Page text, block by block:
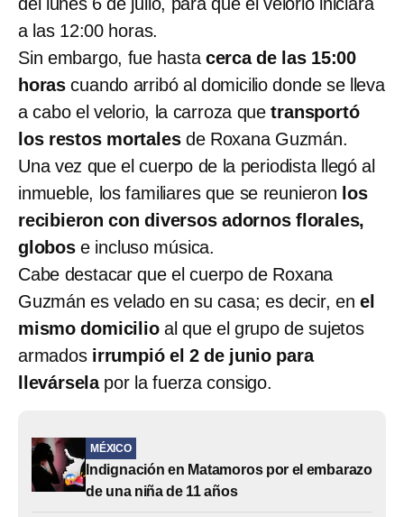
a las 12:00 horas.
Sin embargo, fue hasta cerca de las 15:00
horas cuando arribó al domicilio donde se lleva
a cabo el velorio, la carroza quetransportó
los restos mortales de Roxana Guzmán.
Una vez que el cuerpo de la periodista llegó al
inmueble, los familiares que se reunieron los
recibieron con diversos adornos florales,
globose incluso música.
Cabe destacar que el cuerpo de Roxana
Guzmán es velado en su casa; es decir, en el
mismo domicilioal que el grupo de sujetos
armados irrumpió el 2 de junio para
llevárselapor la fuerza consigo.
MÉXICO
Indignación en Matamoros por el embarazo
de una niña de 11 años